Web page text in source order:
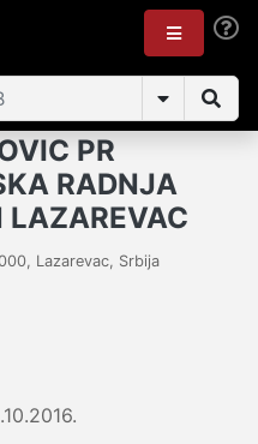
PR
RADNJA
LAZAREVAC
, Lazarevac, Srbija